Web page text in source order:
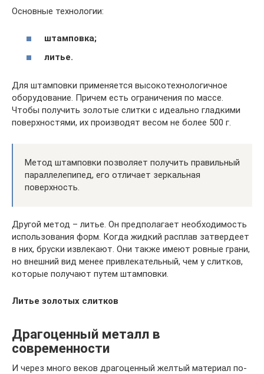
Основные технологии:
штамповка;
литье.
Для штамповки применяется высокотехнологичное
оборудование. Причем есть ограничения по массе.
Чтобы получить золотые слитки с идеально гладкими
поверхностями, их производят весом не более 500 г.
Метод штамповки позволяет получить правильный
параллелепипед, его отличает зеркальная
поверхность.
Другой метод – литье. Он предполагает необходимость
использования форм. Когда жидкий расплав затвердеет
в них, бруски извлекают. Они также имеют ровные грани,
но внешний вид менее привлекательный, чем у слитков,
которые получают путем штамповки.
Литье золотых слитков
Драгоценный металл в
современности
И через много веков драгоценный желтый материал по-